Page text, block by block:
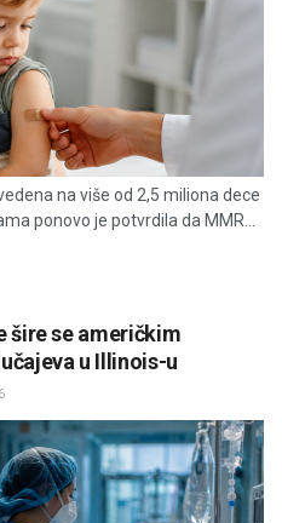
na više od 2,5 miliona dece
ponovo je potvrdila da MMR...
šire se američkim
u Illinois-u